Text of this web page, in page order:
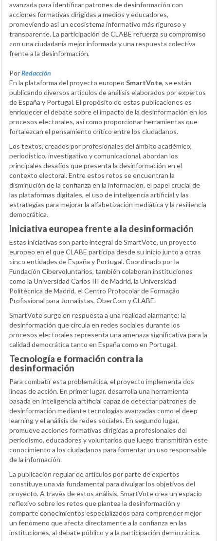
avanzada para identificar patrones de desinformación con
acciones formativas dirigidas a medios y educadores,
promoviendo así un ecosistema informativo más riguroso y
transparente. La participación de CLABE refuerza su compromiso
con una ciudadanía mejor informada y una respuesta colectiva
frente a la desinformación.
PorRedacción
En la plataforma del proyecto europeo SmartVote, se están
publicando diversos artículos de análisis elaborados por expertos
de España y Portugal. El propósito de estas publicaciones es
enriquecer el debate sobre el impacto de la desinformación en los
procesos electorales, así como proporcionar herramientas que
fortalezcan el pensamiento crítico entre los ciudadanos.
Los textos, creados por profesionales del ámbito académico,
periodístico, investigativo y comunicacional, abordan los
principales desafíos que presenta la desinformación en el
contexto electoral. Entre estos retos se encuentran la
disminución de la confianza en la información, el papel crucial de
las plataformas digitales, el uso de inteligencia artificial y las
estrategias para mejorar la alfabetización mediática y la resiliencia
democrática.
Iniciativa europea frente a la desinformación
Estas iniciativas son parte integral de SmartVote, un proyecto
europeo en el que CLABE participa desde su inicio junto a otras
cinco entidades de España y Portugal. Coordinado por la
Fundación Cibervoluntarios, también colaboran instituciones
como la Universidad Carlos III de Madrid, la Universidad
Politécnica de Madrid, el Centro Protocolar de Formação
Profissional para Jornalistas, OberCom y CLABE.
SmartVote surge en respuesta a una realidad alarmante: la
desinformación que circula en redes sociales durante los
procesos electorales representa una amenaza significativa para la
calidad democrática tanto en España como en Portugal.
Tecnología e formación contra la
desinformación
Para combatir esta problemática, el proyecto implementa dos
líneas de acción. En primer lugar, desarrolla una herramienta
basada en inteligencia artificial capaz de detectar patrones de
desinformación mediante tecnologías avanzadas como el deep
learning y el análisis de redes sociales. En segundo lugar,
promueve acciones formativas dirigidas a profesionales del
periodismo, educadores y voluntarios que luego transmitirán este
conocimiento a los ciudadanos para fomentar un uso responsable
de la información.
La publicación regular de artículos por parte de expertos
constituye una vía fundamental para divulgar los objetivos del
proyecto. A través de estos análisis, SmartVote crea un espacio
reflexivo sobre los retos que plantea la desinformación y
comparte conocimientos especializados para comprender mejor
un fenómeno que afecta directamente a la confianza en las
instituciones, al debate público y a la participación democrática.